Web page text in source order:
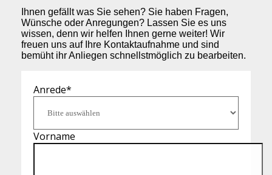
Ihnen gefällt was Sie sehen? Sie haben Fragen,
Wünsche oder Anregungen? Lassen Sie es uns
wissen, denn wir helfen Ihnen gerne weiter! Wir
freuen uns auf Ihre Kontaktaufnahme und sind
bemüht ihr Anliegen schnellstmöglich zu bearbeiten.
Anrede*
Vorname